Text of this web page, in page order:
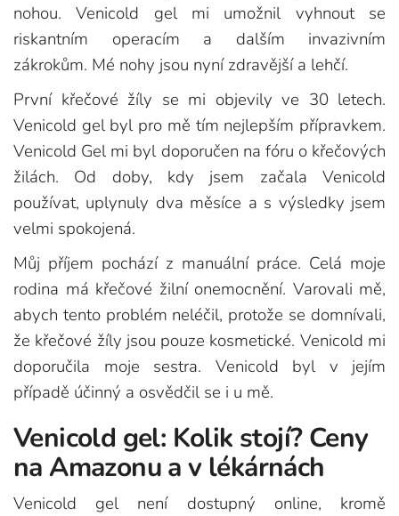
nohou. Venicold gel mi umožnil vyhnout se
riskantním operacím a dalším invazivním
zákrokům. Mé nohy jsou nyní zdravější a lehčí.
První křečové žíly se mi objevily ve 30 letech.
Venicold gel byl pro mě tím nejlepším přípravkem.
Venicold Gel mi byl doporučen na fóru o křečových
žilách. Od doby, kdy jsem začala Venicold
používat, uplynuly dva měsíce a s výsledky jsem
velmi spokojená.
Můj příjem pochází z manuální práce. Celá moje
rodina má křečové žilní onemocnění. Varovali mě,
abych tento problém neléčil, protože se domnívali,
že křečové žíly jsou pouze kosmetické. Venicold mi
doporučila moje sestra. Venicold byl v jejím
případě účinný a osvědčil se i u mě.
Venicold gel: Kolik stojí? Ceny
na Amazonu a v lékárnách
Venicold gel není dostupný online, kromě